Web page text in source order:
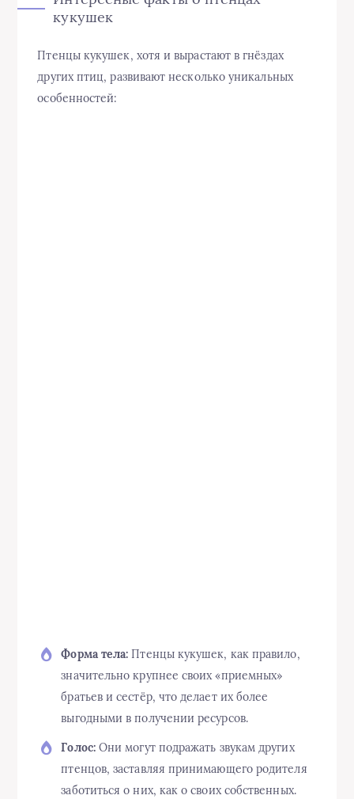
кукушек
Птенцы кукушек, хотя и вырастают в гнёздах
других птиц, развивают несколько уникальных
особенностей:
Форма тела: Птенцы кукушек, как правило,
значительно крупнее своих «приемных»
братьев и сестёр, что делает их более
выгодными в получении ресурсов.
Голос:Они могут подражать звукам других
птенцов, заставляя принимающего родителя
заботиться о них, как о своих собственных.